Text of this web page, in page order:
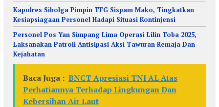
Kapolres Sibolga Pimpin TFG Sispam Mako, Tingkatkan
Kesiapsiagaan Personel Hadapi Situasi Kontinjensi
Personel Pos Yan Simpang Lima Operasi Lilin Toba 2025,
Laksanakan Patroli Antisipasi Aksi Tawuran Remaja Dan
Kejahatan
Baca Juga : BNCT Apresiasi TNI AL Atas
Perhatiannya Terhadap Lingkungan Dan
Kebersihan Air Laut